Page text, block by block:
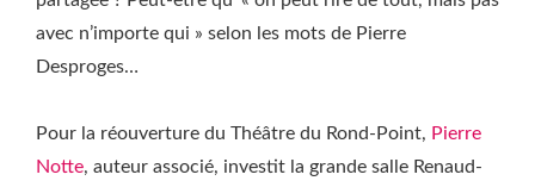
avec n’importe qui » selon les mots de Pierre
Desproges…
Pour la réouverture du Théâtre du Rond-Point, Pierre
Notte, auteur associé, investit la grande salle Renaud-